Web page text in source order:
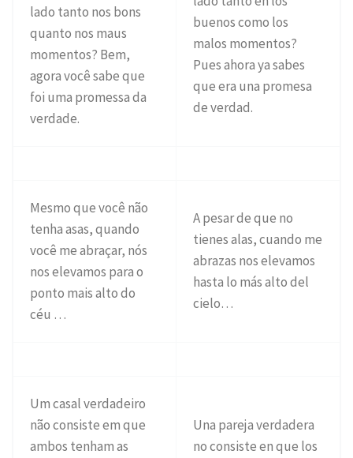
lado tanto nos bons
quanto nos maus
momentos? Bem,
agora você sabe que
foi uma promessa da
verdade.
buenos como los
malos momentos?
Pues ahora ya sabes
que era una promesa
de verdad.
Mesmo que você não
tenha asas, quando
você me abraçar, nós
nos elevamos para o
ponto mais alto do
céu …
A pesar de que no
tienes alas, cuando me
abrazas nos elevamos
hasta lo más alto del
cielo…
Um casal verdadeiro
não consiste em que
ambos tenham as
Una pareja verdadera
no consiste en que los